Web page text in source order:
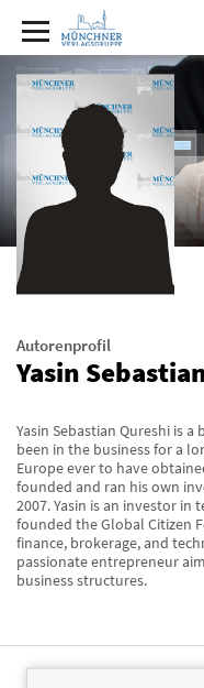
Autorenprofil
Yasin
Yasin Sebastian Qureshi is
been in the business for a
Europe ever to have
founded and ran his own
2007. Yasin is an investor
founded the Global Citizen
finance, brokerage, and
passionate entrepreneur
business structures.